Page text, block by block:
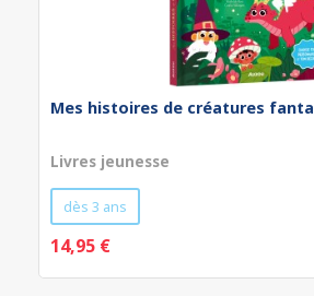
Mes histoires de créatures
Livres jeunesse
dès 3 ans
14,95 €